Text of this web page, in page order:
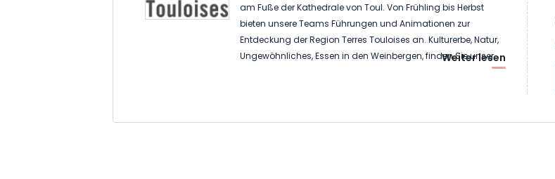
am Fuße der Kathedrale von Toul. Von Frühling bis Herbst
bieten unsere Teams Führungen und Animationen zur
Entdeckung der Region Terres Touloises an. Kulturerbe, Natur,
Ungewöhnliches, Essen in den Weinbergen, finden Sie unser
Weiter lesen